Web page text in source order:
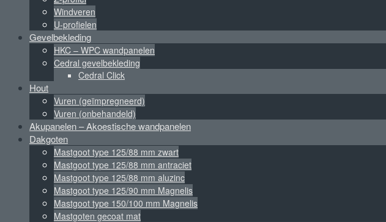
Windveren
U-profielen
Gevelbekleding
HKC – WPC wandpanelen
Cedral gevelbekleding
Cedral Click
Hout
Vuren (geïmpregneerd)
Vuren (onbehandeld)
Akupanelen – Akoestische wandpanelen
Dakgoten
Mastgoot type 125/88 mm zwart
Mastgoot type 125/88 mm antraciet
Mastgoot type 125/88 mm aluzinc
Mastgoot type 125/90 mm Magnelis
Mastgoot type 150/100 mm Magnelis
Mastgoten gecoat mat